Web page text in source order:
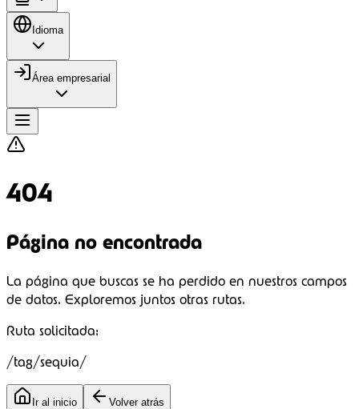
Idioma
Área empresarial
404
Página no encontrada
La página que buscas se ha perdido en nuestros campos
de datos. Exploremos juntos otras rutas.
Ruta solicitada:
/tag/sequia/
Ir al inicio Volver atrás